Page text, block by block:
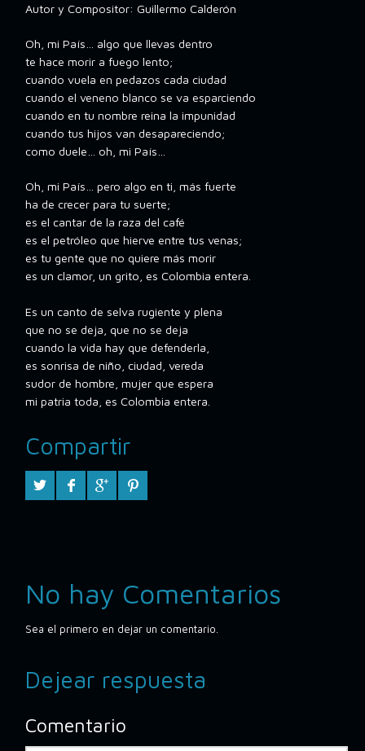
Autor y Compositor: Guillermo Calderón
Oh, mi País… algo que llevas dentro
te hace morir a fuego lento;
cuando vuela en pedazos cada ciudad
cuando el veneno blanco se va esparciendo
cuando en tu nombre reina la impunidad
cuando tus hijos van desapareciendo;
como duele… oh, mi País…
Oh, mi País… pero algo en ti, más fuerte
ha de crecer para tu suerte;
es el cantar de la raza del café
es el petróleo que hierve entre tus venas;
es tu gente que no quiere más morir
es un clamor, un grito, es Colombia entera.
Es un canto de selva rugiente y plena
que no se deja, que no se deja
cuando la vida hay que defenderla,
es sonrisa de niño, ciudad, vereda
sudor de hombre, mujer que espera
mi patria toda, es Colombia entera.
Compartir
No hay Comentarios
Sea el primero en dejar un comentario.
Dejear respuesta
Comentario